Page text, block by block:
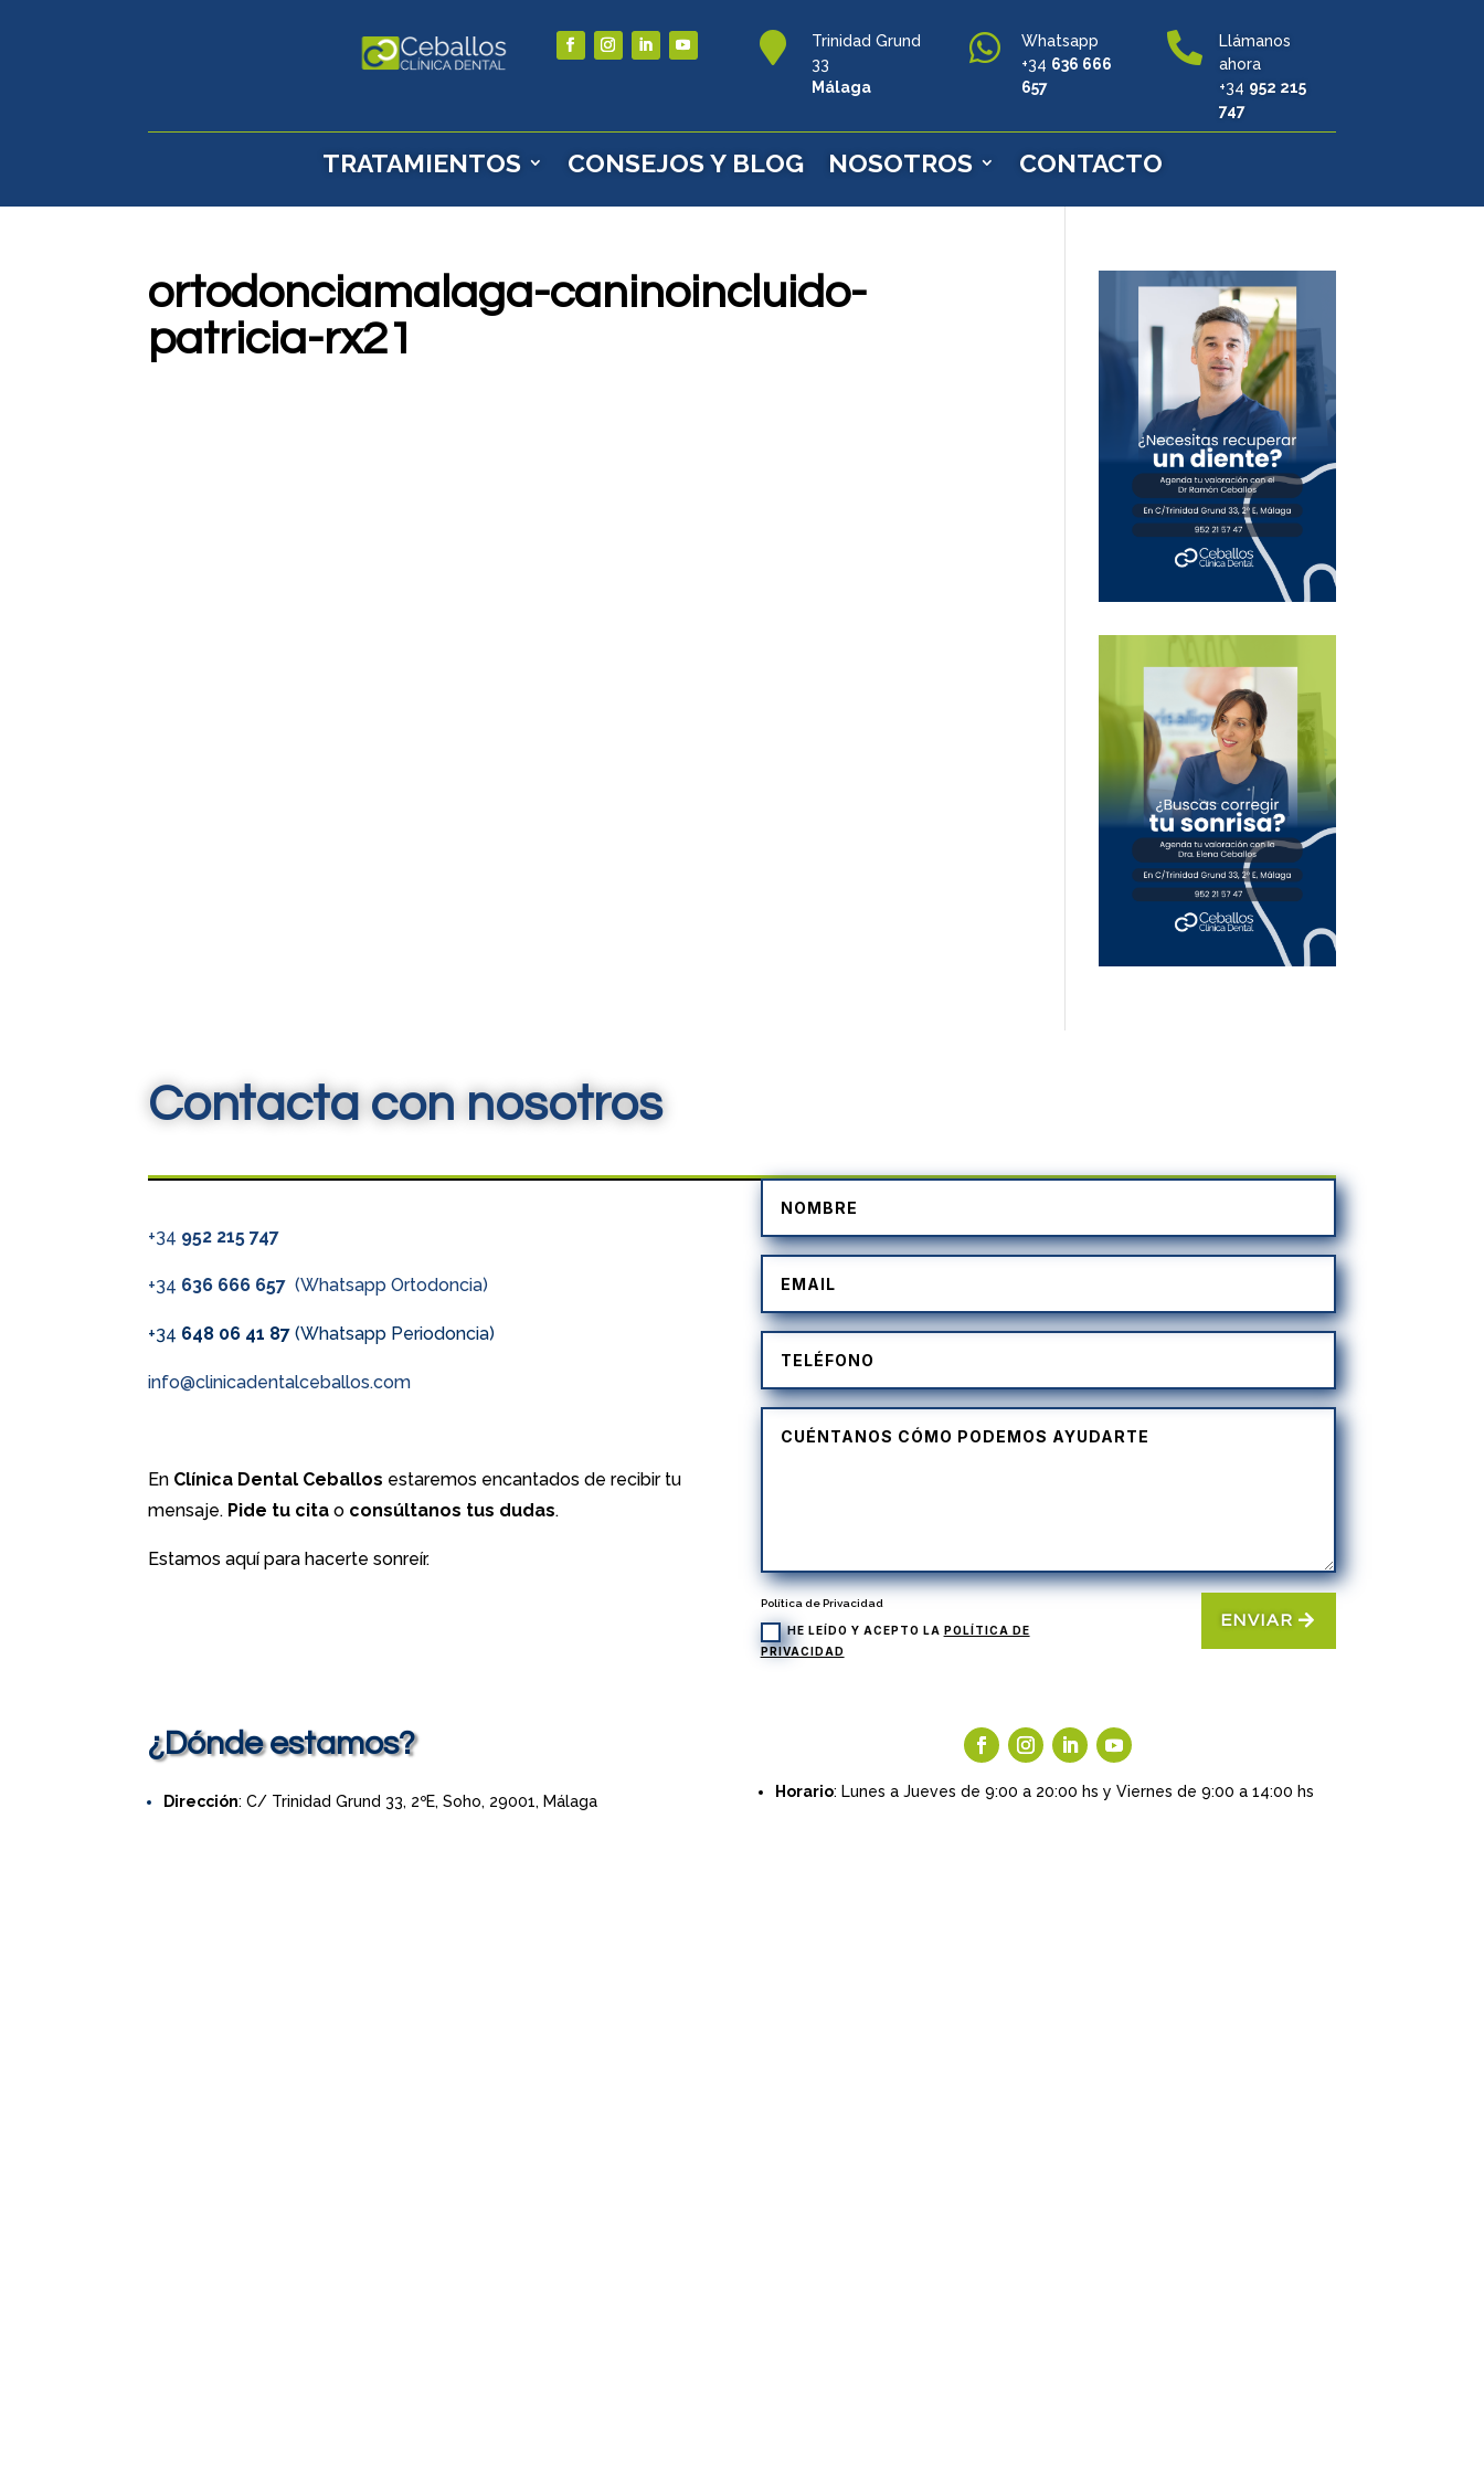

Trinidad Grund
33
Málaga

Whatsapp
+34 636 666
657

Llámanos
ahora
+34 952 215
747
TRATAMIENTOS CONSEJOS Y BLOG NOSOTROS CONTACTO
ortodonciamalaga-caninoincluido-
patricia-rx21
Contacta con nosotros
+34 952 215 747
+34 636 666 657(Whatsapp Ortodoncia)
+34 648 06 41 87 (Whatsapp Periodoncia)
info@clinicadentalceballos.com
En Clínica Dental Ceballos estaremos encantados de recibir tu
mensaje. Pide tu cita o consúltanos tus dudas.
Estamos aquí para hacerte sonreír.
Política de Privacidad
HE LEÍDO Y ACEPTO LA POLÍTICA DE
PRIVACIDAD
ENVIAR
¿Dónde estamos?
Dirección: C/ Trinidad Grund 33, 2ºE, Soho, 29001, Málaga
Horario: Lunes a Jueves de 9:00 a 20:00 hs y Viernes de 9:00 a 14:00 hs